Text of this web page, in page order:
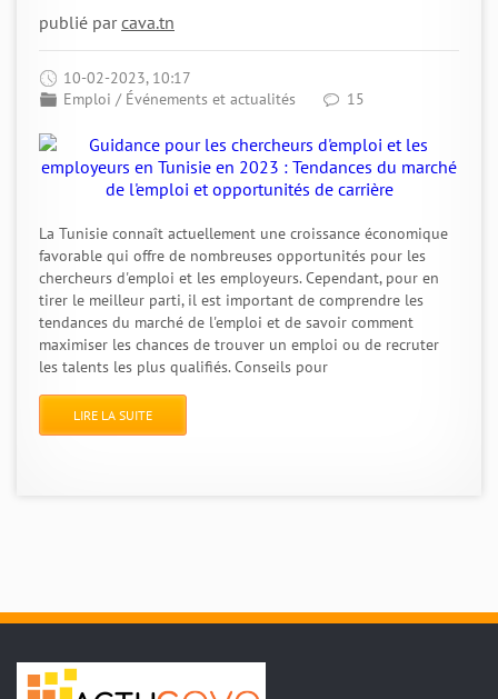
publié parcava.tn
10-02-2023, 10:17
Emploi / Événements et actualités 15
La Tunisie connaît actuellement une croissance économique
favorable qui offre de nombreuses opportunités pour les
chercheurs d'emploi et les employeurs. Cependant, pour en
tirer le meilleur parti, il est important de comprendre les
tendances du marché de l'emploi et de savoir comment
maximiser les chances de trouver un emploi ou de recruter
les talents les plus qualifiés. Conseils pour
LIRE LA SUITE